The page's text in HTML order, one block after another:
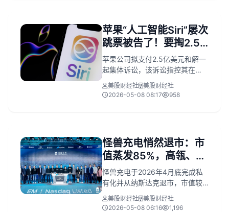
苹果“人工智能Siri”屡次
跳票被告了！要掏2.5
亿美元和解
苹果公司拟支付2.5亿美元和解一
起集体诉讼，该诉讼指控其在
2024年虚假宣传尚未开发完成的
AI增强型Siri功能，误导iPhone
美股财经社 美股财经社
2026-05-08 08:17
958
怪兽充电悄然退市：市
值蒸发85%，高瓴、阿
里、小米全被套
怪兽充电于2026年4月底完成私
有化并从纳斯达克退市，市值较
上市时蒸发85%，最终作价3.25
亿美元。公
美股财经社 美股财经社
2026-05-08 06:16
1,196